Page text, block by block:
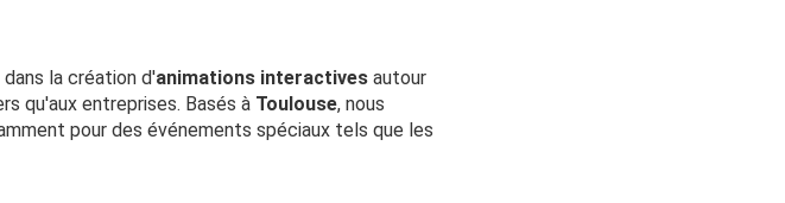
la création d'animations interactives autour
qu'aux entreprises. Basés à Toulouse, nous
pour des événements spéciaux tels que les